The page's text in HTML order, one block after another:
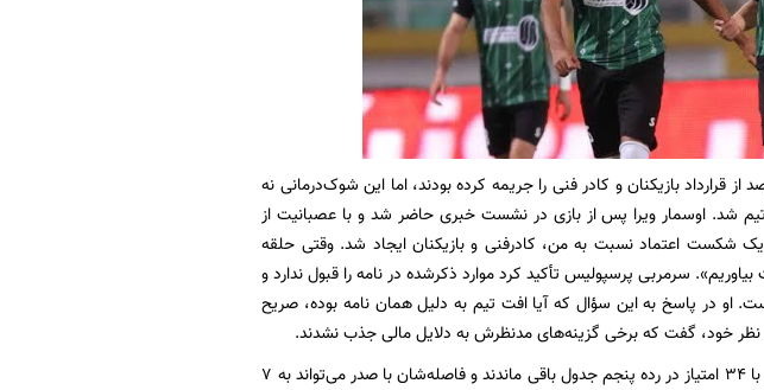
این دیدار، مدیران باشگاه با انتشار بیانیه ۸ بندی، ۲۰ درصد از قرارداد بازیکنان و کادر فنی را جریمه کرده بودند، اما این شوک‌درمانی نه
شد. اوسمار ویرا پس از بازی در نشست خبری حاضر شد و با عصبانیت از
یک شکست اعتماد نسبت به من، کادرفنی و بازیکنان ایجاد شد. وقتی حلقه
سرمربی پرسپولیس تأکید کرد موارد ذکرشده در نامه را قبول ندارد و
او در پاسخ به این سؤال که آیا افت تیم به دلیل همان نامه بوده، صریح
نظر خود، گفت که برخی گزینه‌های مدنظرش به دلایل مالی جذب نشدند.
آینده پرسپولیس در هاله‌ای از ابهام قرار گرفته است. سرخپوشان با ۳۴ امتیاز در رده پنجم جدول باقی ماندند و فاصله‌شان با صدر می‌تواند به ۷